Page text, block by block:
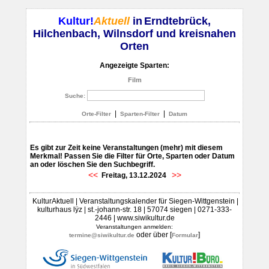
Kultur!Aktuellin Erndtebrück,
Hilchenbach, Wilnsdorf und kreisnahen
Orten
Angezeigte Sparten:
Film
Suche:
Orte-Filter Sparten-Filter Datum
Es gibt zur Zeit keine Veranstaltungen (mehr) mit diesem
Merkmal! Passen Sie die Filter für Orte, Sparten oder Datum
an oder löschen Sie den Suchbegriff.
<< Freitag, 13.12.2024 >>
KulturAktuell | Veranstaltungskalender für Siegen-Wittgenstein |
kulturhaus lÿz | st.-johann-str. 18 | 57074 siegen | 0271-333-
2446 | www.siwikultur.de
Veranstaltungen anmelden:
termine@siwikultur.de oder über [Formular]